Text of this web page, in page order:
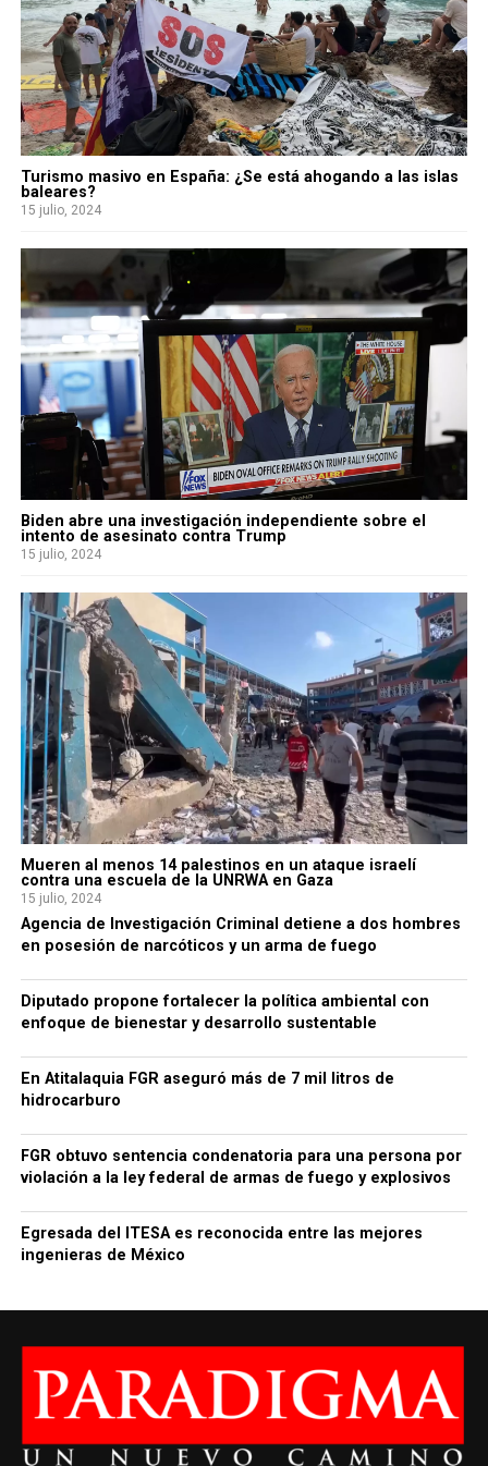
Turismo masivo en España: ¿Se está ahogando a las islas
baleares?
15 julio, 2024
Biden abre una investigación independiente sobre el
intento de asesinato contra Trump
15 julio, 2024
Mueren al menos 14 palestinos en un ataque israelí
contra una escuela de la UNRWA en Gaza
15 julio, 2024
Agencia de Investigación Criminal detiene a dos hombres
en posesión de narcóticos y un arma de fuego
Diputado propone fortalecer la política ambiental con
enfoque de bienestar y desarrollo sustentable
En Atitalaquia FGR aseguró más de 7 mil litros de
hidrocarburo
FGR obtuvo sentencia condenatoria para una persona por
violación a la ley federal de armas de fuego y explosivos
Egresada del ITESA es reconocida entre las mejores
ingenieras de México